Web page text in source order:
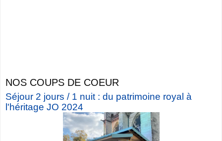
NOS COUPS DE COEUR
Séjour 2 jours / 1 nuit : du patrimoine royal à
l'héritage JO 2024